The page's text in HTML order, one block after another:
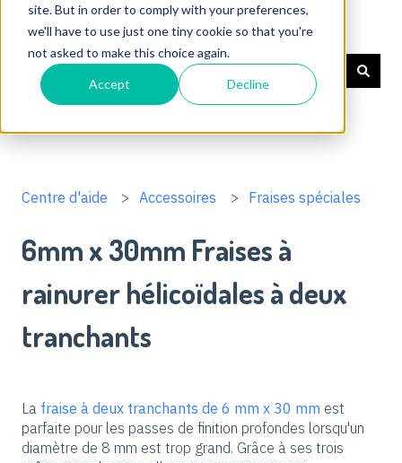
site. But in order to comply with your preferences,
we'll have to use just one tiny cookie so that you're
not asked to make this choice again.
Accept Decline
Soutien Shaper
Il n'y a aucune suggestion car le champ de recherche
Centre d'aide Accessoires Fraises spéciales
6mm x 30mm Fraises à
rainurer hélicoïdales à deux
tranchants
La fraise à deux tranchants de 6 mm x 30 mm est
parfaite pour les passes de finition profondes lorsqu'un
diamètre de 8 mm est trop grand. Grâce à ses trois